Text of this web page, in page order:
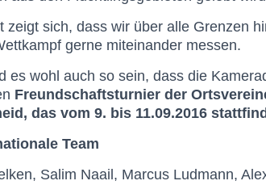
zeigt sich, dass wir über alle Grenzen
gerne miteinander messen.
es wohl auch so sein, dass die
Freundschaftsturnier der
das vom 9. bis 11.09.2016
Team
Salim Naail, Marcus Ludmann,